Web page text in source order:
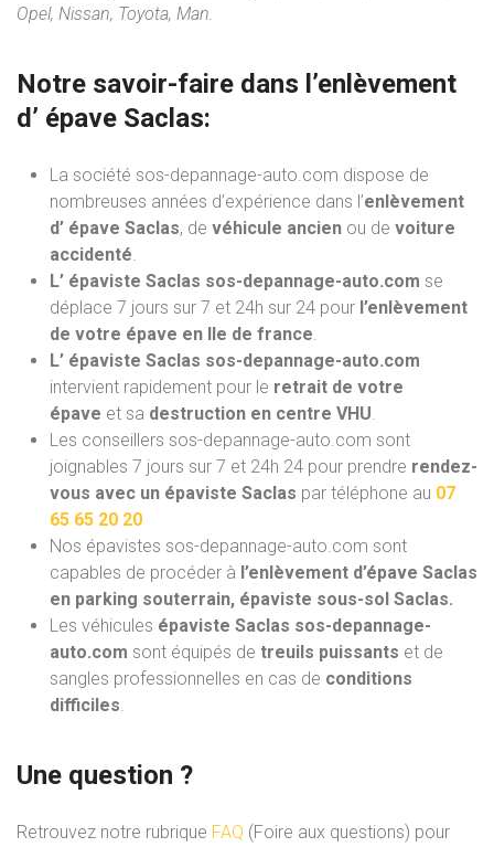
Opel, Nissan, Toyota, Man.
Notre savoir-faire dans l’enlèvement
d’ épave Saclas:
La société sos-depannage-auto.com dispose de
nombreuses années d’expérience dans l’enlèvement
d’ épave Saclas, de véhicule ancien ou de voiture
accidenté.
L’ épaviste Saclas sos-depannage-auto.com se
déplace 7 jours sur 7 et 24h sur 24 pour l’enlèvement
de votre épave en Ile de france.
L’ épaviste Saclas sos-depannage-auto.com
intervient rapidement pour le retrait de votre
épave et sa destruction en centre VHU.
Les conseillers sos-depannage-auto.com sont
joignables 7 jours sur 7 et 24h 24 pour prendre rendez-
vous avec un épaviste Saclas par téléphone au 07
65 65 20 20
Nos épavistes sos-depannage-auto.com sont
capables de procéder à l’enlèvement d’épave Saclas
en parking souterrain, épaviste sous-sol Saclas.
Les véhicules épaviste Saclas sos-depannage-
auto.com sont équipés de treuils puissants et de
sangles professionnelles en cas de conditions
difficiles.
Une question ?
Retrouvez notre rubrique FAQ (Foire aux questions) pour